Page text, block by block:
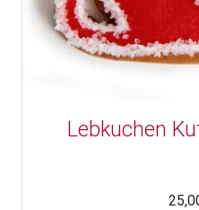
Lebkuchen